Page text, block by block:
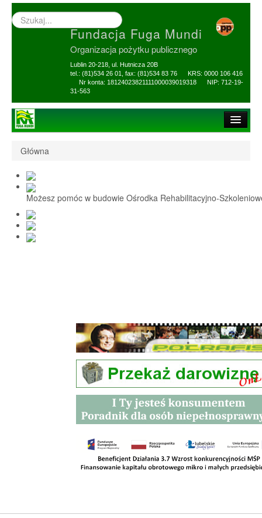
Wyszukiwarka
–
Fundacja Fuga Mundi
Organizacja pożytku publicznego
Lublin 20-218, ul. Hutnicza 20B
tel.: (81)534 26 01, fax: (81)534 83 76 KRS: 0000 106 416
Nr konta: 18124023821111000039019318 NIP: 712-19-
31-563
1,5% i darowizny
Nasi Beneficjenci
Ośrodek Reh-Szkol
Sprawozdania
Główna
Możesz pomóc w budowie Ośrodka Rehabilitacyjno-